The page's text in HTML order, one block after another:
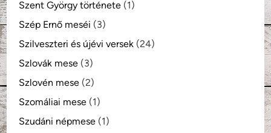
Szent György története (1)
Szép Ernő meséi (3)
Szilveszteri és újévi versek (24)
Szlovák mese (3)
Szlovén mese (2)
Szomáliai mese (1)
Szudáni népmese (1)